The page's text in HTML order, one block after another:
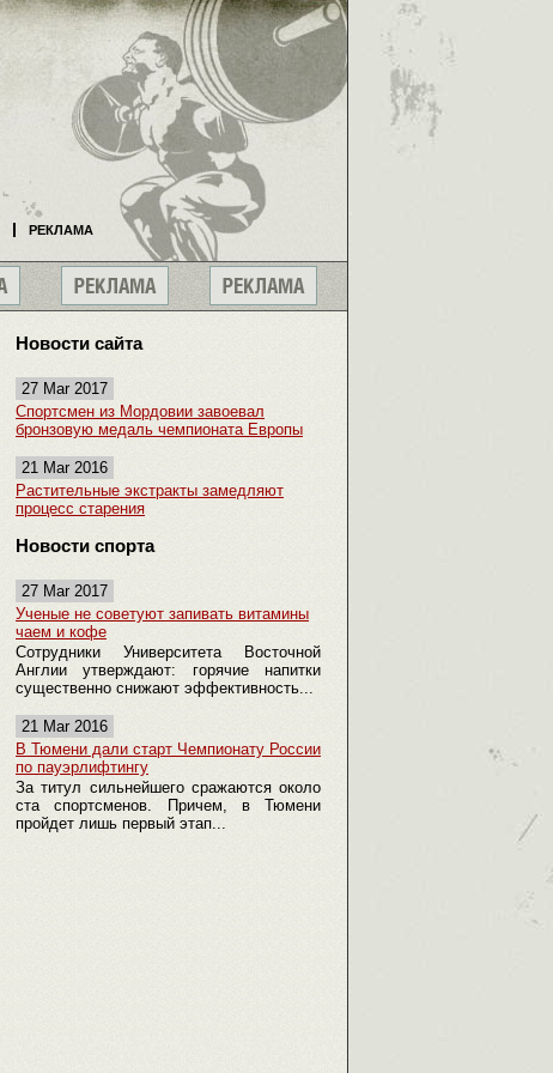
Новости сайта
27 Mar 2017
Спортсмен из Мордовии завоевал
бронзовую медаль чемпионата Европы
21 Mar 2016
Растительные экстракты замедляют
процесс старения
Новости спорта
27 Mar 2017
Ученые не советуют запивать витамины
чаем и кофе
Сотрудники Университета Восточной
Англии утверждают: горячие напитки
существенно снижают эффективность...
21 Mar 2016
В Тюмени дали старт Чемпионату России
по пауэрлифтингу
За титул сильнейшего сражаются около
ста спортсменов. Причем, в Тюмени
пройдет лишь первый этап...
РЕКЛАМА